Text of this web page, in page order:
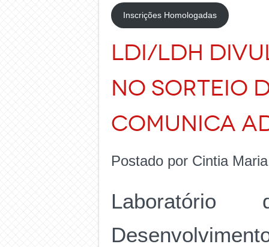
Inscrições Homologadas
LDI/LDH
NO SORTEIO
COMUNICA
Postado por Cintia